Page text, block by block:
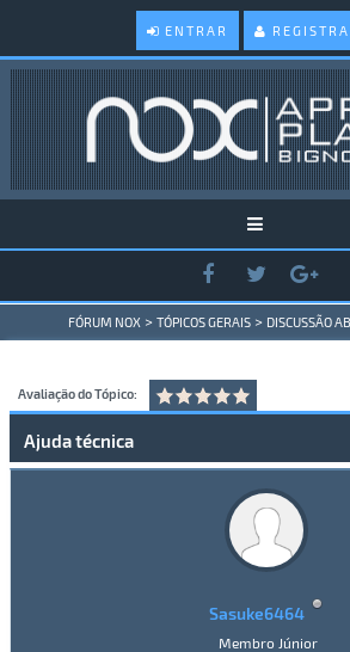
ENTRAR
FÓRUM NOX > TÓPICOS GERAIS > DISCUSSÃO
Avaliação do Tópico:
Ajuda técnica
Sasuke6464
Membro Júnior